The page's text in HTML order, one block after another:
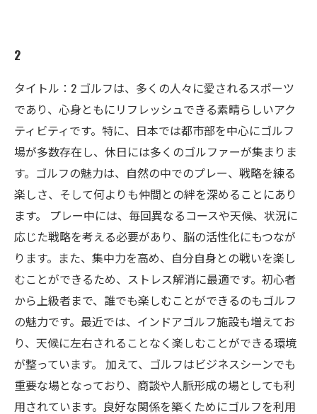
2
タイトル：2 ゴルフは、多くの人々に愛されるスポーツ
であり、心身ともにリフレッシュできる素晴らしいアク
ティビティです。特に、日本では都市部を中心にゴルフ
場が多数存在し、休日には多くのゴルファーが集まりま
す。ゴルフの魅力は、自然の中でのプレー、戦略を練る
楽しさ、そして何よりも仲間との絆を深めることにあり
ます。 プレー中には、毎回異なるコースや天候、状況に
応じた戦略を考える必要があり、脳の活性化にもつなが
ります。また、集中力を高め、自分自身との戦いを楽し
むことができるため、ストレス解消に最適です。初心者
から上級者まで、誰でも楽しむことができるのもゴルフ
の魅力です。最近では、インドアゴルフ施設も増えてお
り、天候に左右されることなく楽しむことができる環境
が整っています。 加えて、ゴルフはビジネスシーンでも
重要な場となっており、商談や人脈形成の場としても利
用されています。良好な関係を築くためにゴルフを利用